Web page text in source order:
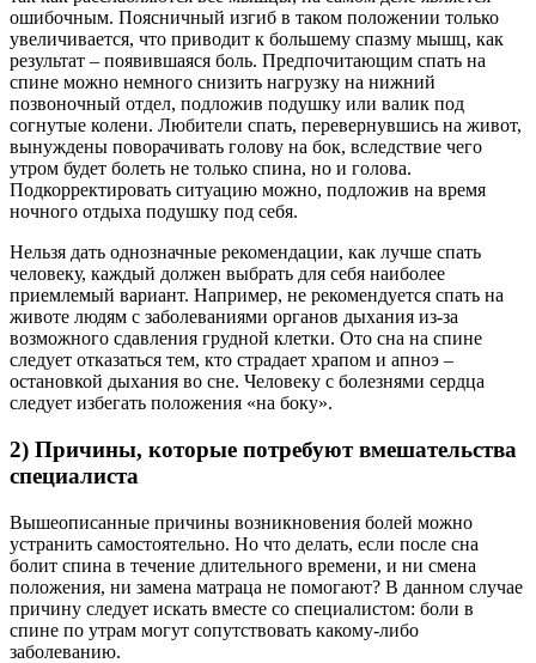
Нельзя дать однозначные рекомендации, как лучше спать
человеку, каждый должен выбрать для себя наиболее
приемлемый вариант. Например, не рекомендуется спать на
животе людям с заболеваниями органов дыхания из-за
возможного сдавления грудной клетки. Ото сна на спине
следует отказаться тем, кто страдает храпом и апноэ –
остановкой дыхания во сне. Человеку с болезнями сердца
следует избегать положения «на боку».
2) Причины, которые потребуют вмешательства
специалиста
Вышеописанные причины возникновения болей можно
устранить самостоятельно. Но что делать, если после сна
болит спина в течение длительного времени, и ни смена
положения, ни замена матраца не помогают? В данном случае
причину следует искать вместе со специалистом: боли в
спине по утрам могут сопутствовать какому-либо
заболеванию.